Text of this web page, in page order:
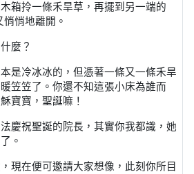
箱拎一條禾旱草，再擺到另一端的
悄地離開。
麼？
是冷冰冰的，但憑著一條又一條禾旱
笠笠了。你還不知這張小床為誰而
寶寶，聖誕嘛！
慶祝聖誕的院長，其實你我都識，她
。
現在便可邀請大家想像，此刻你所目